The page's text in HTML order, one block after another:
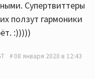
Супертвиттеры
ползут гармоники
:)))))
08 января 2020 в 12:43